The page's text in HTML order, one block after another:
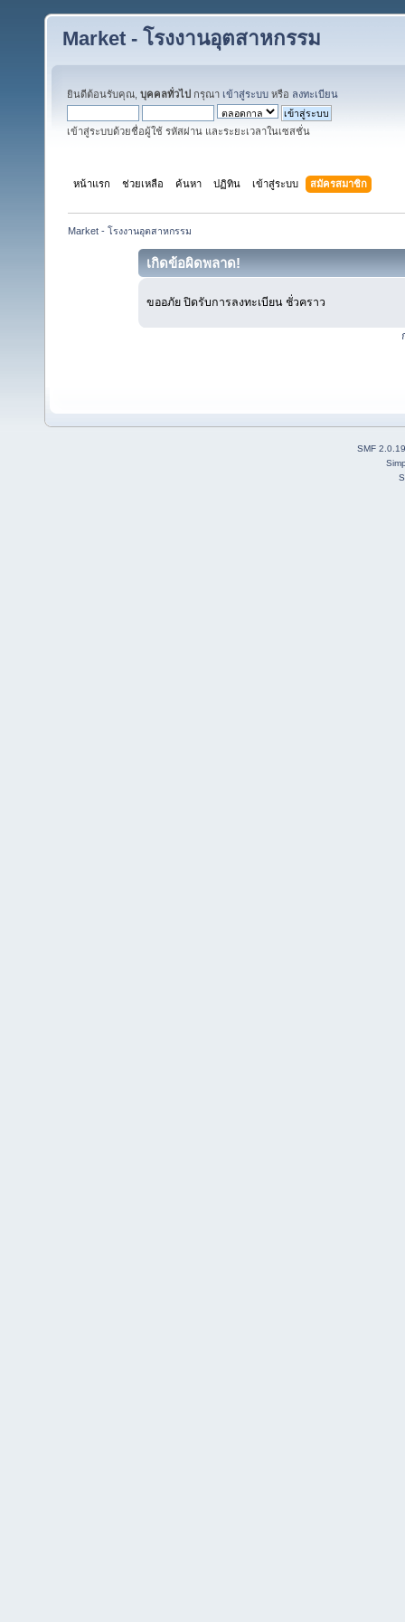
Market - โรงงานอุตสาหกรรม
ยินดีต้อนรับคุณ, บุคคลทั่วไป กรุณา เข้าสู่ระบบ หรือ ลงทะเบียน
เข้าสู่ระบบด้วยชื่อผู้ใช้ รหัสผ่าน และระยะเวลาในเซสชั่น
หน้าแรก ช่วยเหลือ ค้นหา ปฏิทิน เข้าสู่ระบบ สมัครสมาชิก
Market - โรงงานอุตสาหกรรม
เกิดข้อผิดพลาด!
ขออภัย ปิดรับการลงทะเบียน ชั่วคราว
SMF 2.0.19